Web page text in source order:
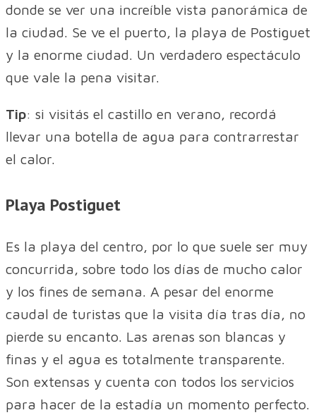
donde se ver una increíble vista panorámica de
la ciudad. Se ve el puerto, la playa de Postiguet
y la enorme ciudad. Un verdadero espectáculo
que vale la pena visitar.
Tip: si visitás el castillo en verano, recordá
llevar una botella de agua para contrarrestar
el calor.
Playa Postiguet
Es la playa del centro, por lo que suele ser muy
concurrida, sobre todo los días de mucho calor
y los fines de semana. A pesar del enorme
caudal de turistas que la visita día tras día, no
pierde su encanto. Las arenas son blancas y
finas y el agua es totalmente transparente.
Son extensas y cuenta con todos los servicios
para hacer de la estadía un momento perfecto.